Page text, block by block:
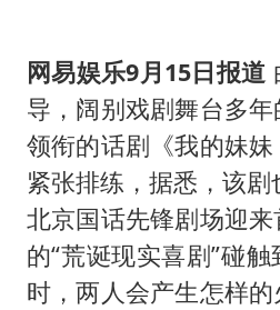
21楼高
台风白海
网易娱乐9月15日报道
导，阔别戏剧舞台多
领衔的话剧《我的妹
紧张排练，据悉，该
北京国话先锋剧场迎
的“荒诞现实喜剧”碰
时，两人会产生怎样